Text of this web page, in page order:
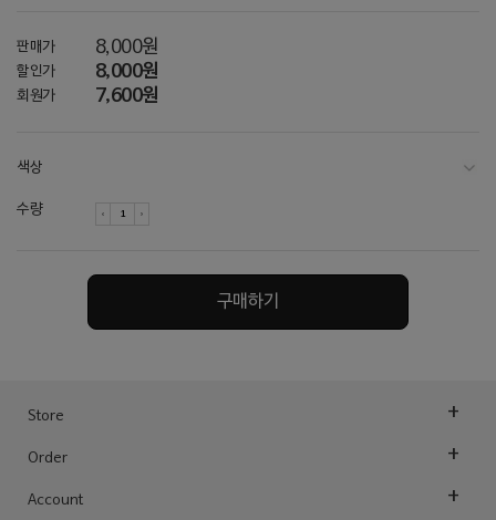
판매가 8,000원
할인가 8,000원
회원가 7,600원
색상
라이트그레이
다크그레이
수량
구매하기
Store
Order
Account